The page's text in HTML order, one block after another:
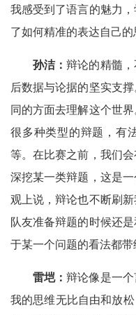
我感受到了语言的魅力
了如何精准的表达自己的
孙洁：辩论的精髓
后数据与论据的坚实支
同的方面去理解这个世
很多种类型的辩题，有
等。在比赛之前，我们
深挖某一类辩题，这是
观上说，辩论也不断刷
队友准备辩题的时候还
于某一个问题的看法都带
雷垲：辩论像是一个
我的思维无比自由和放